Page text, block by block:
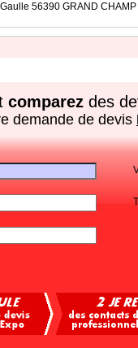
56390 GRAND CHAMP
comparez des
demande de devis